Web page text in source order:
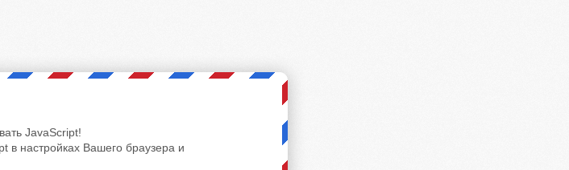
JavaScript!
в настройках Вашего браузера и